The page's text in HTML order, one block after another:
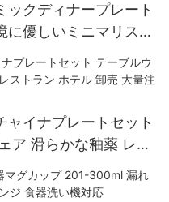
ックディナープレート
に優しいミニマリスト
テル、レストランに
ャイナプレートセット
ア 滑らかな釉薬 レス
食品グレード